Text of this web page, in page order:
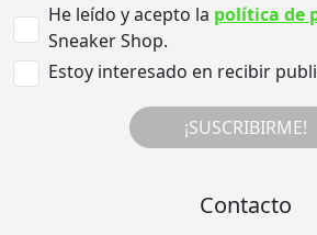
He leído y acepto la política de
Sneaker Shop.
Estoy interesado en recibir
¡SUSCRIBIRME!
Contacto